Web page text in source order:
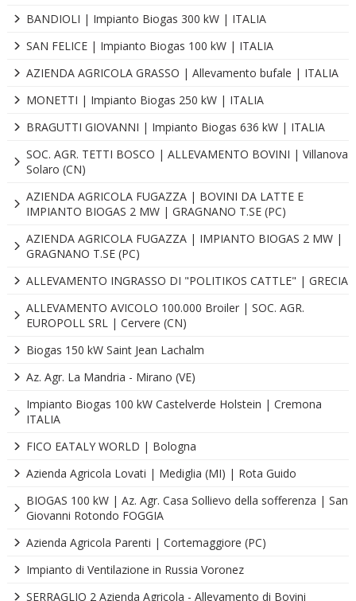
BANDIOLI | Impianto Biogas 300 kW | ITALIA
SAN FELICE | Impianto Biogas 100 kW | ITALIA
AZIENDA AGRICOLA GRASSO | Allevamento bufale | ITALIA
MONETTI | Impianto Biogas 250 kW | ITALIA
BRAGUTTI GIOVANNI | Impianto Biogas 636 kW | ITALIA
SOC. AGR. TETTI BOSCO | ALLEVAMENTO BOVINI | Villanova
Solaro (CN)
AZIENDA AGRICOLA FUGAZZA | BOVINI DA LATTE E
IMPIANTO BIOGAS 2 MW | GRAGNANO T.SE (PC)
AZIENDA AGRICOLA FUGAZZA | IMPIANTO BIOGAS 2 MW |
GRAGNANO T.SE (PC)
ALLEVAMENTO INGRASSO DI "POLITIKOS CATTLE" | GRECIA
ALLEVAMENTO AVICOLO 100.000 Broiler | SOC. AGR.
EUROPOLL SRL | Cervere (CN)
Biogas 150 kW Saint Jean Lachalm
Az. Agr. La Mandria - Mirano (VE)
Impianto Biogas 100 kW Castelverde Holstein | Cremona
ITALIA
FICO EATALY WORLD | Bologna
Azienda Agricola Lovati | Mediglia (MI) | Rota Guido
BIOGAS 100 kW | Az. Agr. Casa Sollievo della sofferenza | San
Giovanni Rotondo FOGGIA
Azienda Agricola Parenti | Cortemaggiore (PC)
Impianto di Ventilazione in Russia Voronez
SERRAGLIO 2 Azienda Agricola - Allevamento di Bovini